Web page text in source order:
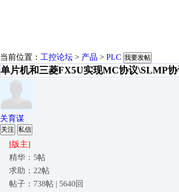
当前位置： 工控论坛 > 产品 > PLC 我要发帖
单片机和三菱FX5U实现MC协议\SLMP
关育谋
关注 私信
[版主]
精华：5帖
求助：22帖
帖子：738帖 | 5640回